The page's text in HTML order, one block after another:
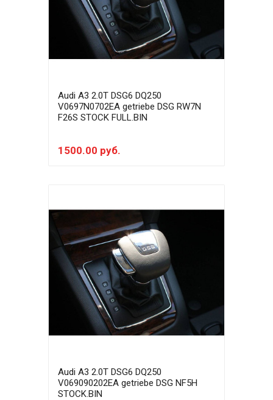
Audi A3 2.0T DSG6 DQ250
V0697N0702EA getriebe DSG RW7N
F26S STOCK FULL.BIN
1500.00 руб.
Audi A3 2.0T DSG6 DQ250
V069090202EA getriebe DSG NF5H
STOCK.BIN